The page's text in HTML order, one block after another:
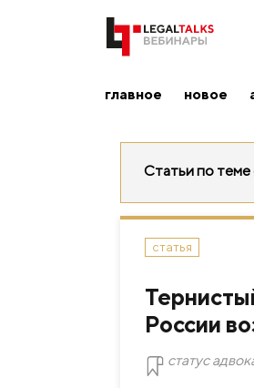
главное новое
Статьи по теме
статья
России
статус